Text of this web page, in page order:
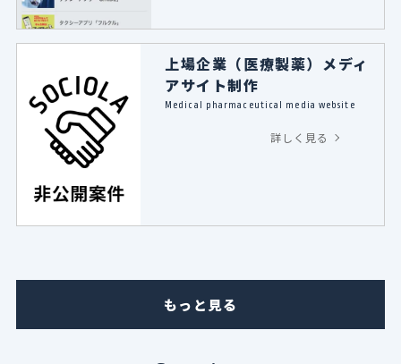
上場企業（医療製薬）メディ
アサイト制作
Medical pharmaceutical media website
詳しく見る
もっと見る